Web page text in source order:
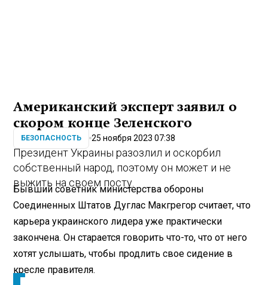
Американский эксперт заявил о
скором конце Зеленского
БЕЗОПАСНОСТЬ 25 ноября 2023 07:38
Президент Украины разозлил и оскорбил
собственный народ, поэтому он может и не
выжить на своем посту.
Бывший советник министерства обороны
Соединенных Штатов Дуглас Макгрегор считает, что
карьера украинского лидера уже практически
закончена. Он старается говорить что-то, что от него
хотят услышать, чтобы продлить свое сидение в
кресле правителя.